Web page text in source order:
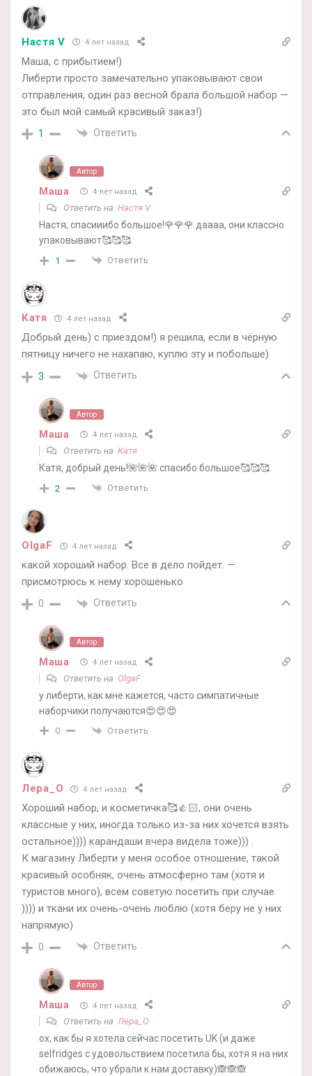
Настя V 4 лет назад
Маша, с прибытием!)
Либерти просто замечательно упаковывают свои
отправления, один раз весной брала большой набор —
это был мой самый красивый заказ!)
1 Ответить
Автор
Маша 4 лет назад
Ответить на Настя V
Настя, спасииибо большое!🌹🌹🌹 даааа, они классно
упаковывают🥰🥰🥰
1 Ответить
Катя 4 лет назад
Добрый день) с приездом!) я решила, если в чёрную
пятницу ничего не нахапаю, куплю эту и побольше)
3 Ответить
Автор
Маша 4 лет назад
Ответить на Катя
Катя, добрый день!🌺🌺🌺 спасибо большое🥰🥰🥰
2 Ответить
OlgaF 4 лет назад
какой хороший набор. Все в дело пойдет. —
присмотрюсь к нему хорошенько
0 Ответить
Автор
Маша 4 лет назад
Ответить на OlgaF
у либерти, как мне кажется, часто симпатичные
наборчики получаются😍😍😍
0 Ответить
Лера_О 4 лет назад
Хороший набор, и косметичка🥰👍🏻, они очень
классные у них, иногда только из-за них хочется взять
остальное)))) карандаши вчера видела тоже))) .
К магазину Либерти у меня особое отношение, такой
красивый особняк, очень атмосферно там (хотя и
туристов много), всем советую посетить при случае
)))) и ткани их очень-очень люблю (хотя беру не у них
напрямую)
0 Ответить
Автор
Маша 4 лет назад
Ответить наЛера_О
ох, как бы я хотела сейчас посетить UK (и даже
selfridges с удовольствием посетила бы, хотя я на них
обижаюсь, что убрали к нам доставку)🙈🙈🙈